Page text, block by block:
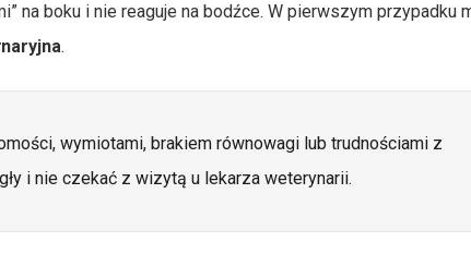
na boku i nie reaguje na bodźce. W pierwszym przypadku
.
wymiotami, brakiem równowagi lub trudnościami z
i nie czekać z wizytą u lekarza weterynarii.